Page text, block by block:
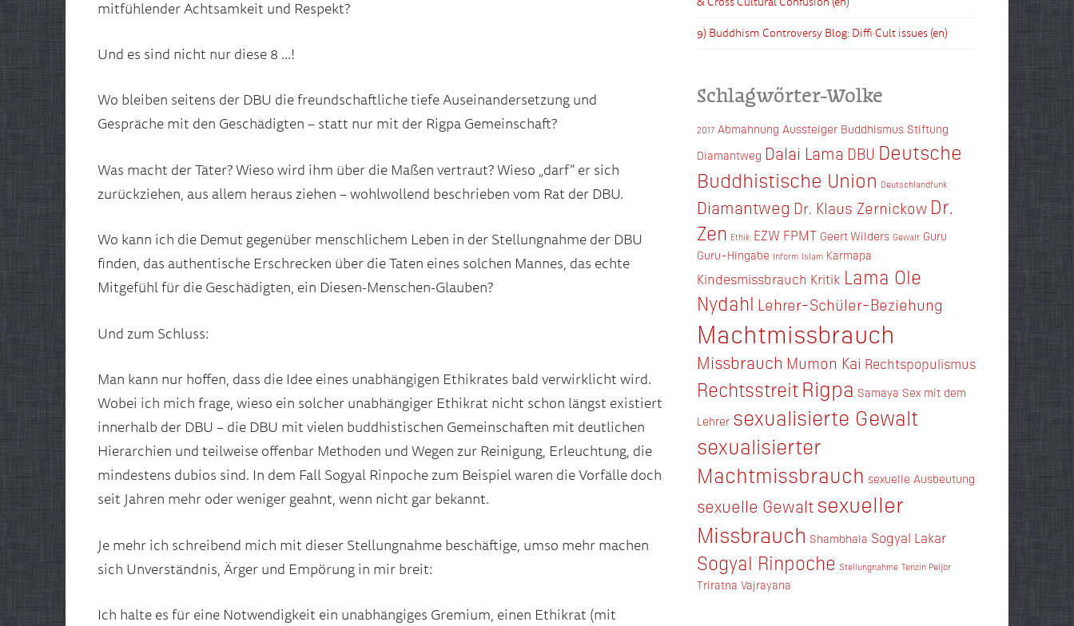
mitfühlender Achtsamkeit und Respekt?
Und es sind nicht nur diese 8 …!
Wo bleiben seitens der DBU die freundschaftliche tiefe Auseinandersetzung und
Gespräche mit den Geschädigten – statt nur mit der Rigpa Gemeinschaft?
Was macht der Täter? Wieso wird ihm über die Maßen vertraut? Wieso „darf“ er sich
zurückziehen, aus allem heraus ziehen – wohlwollend beschrieben vom Rat der DBU.
Wo kann ich die Demut gegenüber menschlichem Leben in der Stellungnahme der DBU
finden, das authentische Erschrecken über die Taten eines solchen Mannes, das echte
Mitgefühl für die Geschädigten, ein Diesen-Menschen-Glauben?
Und zum Schluss:
Man kann nur hoffen, dass die Idee eines unabhängigen Ethikrates bald verwirklicht wird.
Wobei ich mich frage, wieso ein solcher unabhängiger Ethikrat nicht schon längst existiert
innerhalb der DBU – die DBU mit vielen buddhistischen Gemeinschaften mit deutlichen
Hierarchien und teilweise offenbar Methoden und Wegen zur Reinigung, Erleuchtung, die
mindestens dubios sind. In dem Fall Sogyal Rinpoche zum Beispiel waren die Vorfälle doch
seit Jahren mehr oder weniger geahnt, wenn nicht gar bekannt.
Je mehr ich schreibend mich mit dieser Stellungnahme beschäftige, umso mehr machen
sich Unverständnis, Ärger und Empörung in mir breit:
Ich halte es für eine Notwendigkeit ein unabhängiges Gremium, einen Ethikrat (mit
9) Buddhism Controversy Blog: Diffi·Cult issues (en)
Schlagwörter-Wolke
2017 Abmahnung Aussteiger Buddhismus Stiftung
Diamantweg Dalai Lama DBU Deutsche
Buddhistische Union Deutschlandfunk
Diamantweg Dr. Klaus Zernickow Dr.
Zen Ethik EZW FPMT Geert Wilders Gewalt Guru
Guru-Hingabe Inform Islam Karmapa
Kindesmissbrauch Kritik Lama Ole
Nydahl Lehrer-Schüler-Beziehung
Machtmissbrauch
Missbrauch Mumon Kai Rechtspopulismus
Rechtsstreit Rigpa Samaya Sex mit dem
Lehrer sexualisierte Gewalt
sexualisierter
Machtmissbrauch sexuelle Ausbeutung
sexuelle Gewalt sexueller
Missbrauch Shambhala Sogyal Lakar
Sogyal Rinpoche Stellungnahme Tenzin Peljor
Triratna Vajrayana